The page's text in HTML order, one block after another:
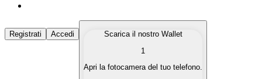
Acquista Criptovalute
Acquista le criptovalute che ti interessano in modo
Registrati Accedi
Scarica il nostro Wallet
1
Apri la fotocamera del tuo telefono.